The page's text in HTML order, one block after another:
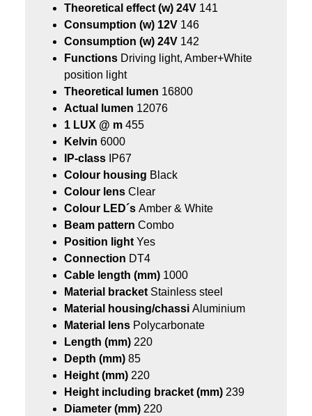
Theoretical effect (w) 24V 141
Consumption (w) 12V 146
Consumption (w) 24V 142
Functions Driving light, Amber+White
position light
Theoretical lumen 16800
Actual lumen 12076
1 LUX @ m 455
Kelvin 6000
IP-class IP67
Colour housing Black
Colour lens Clear
Colour LED´s Amber & White
Beam pattern Combo
Position light Yes
Connection DT4
Cable length (mm) 1000
Material bracket Stainless steel
Material housing/chassi Aluminium
Material lens Polycarbonate
Length (mm) 220
Depth (mm) 85
Height (mm) 220
Height including bracket (mm) 239
Diameter (mm) 220